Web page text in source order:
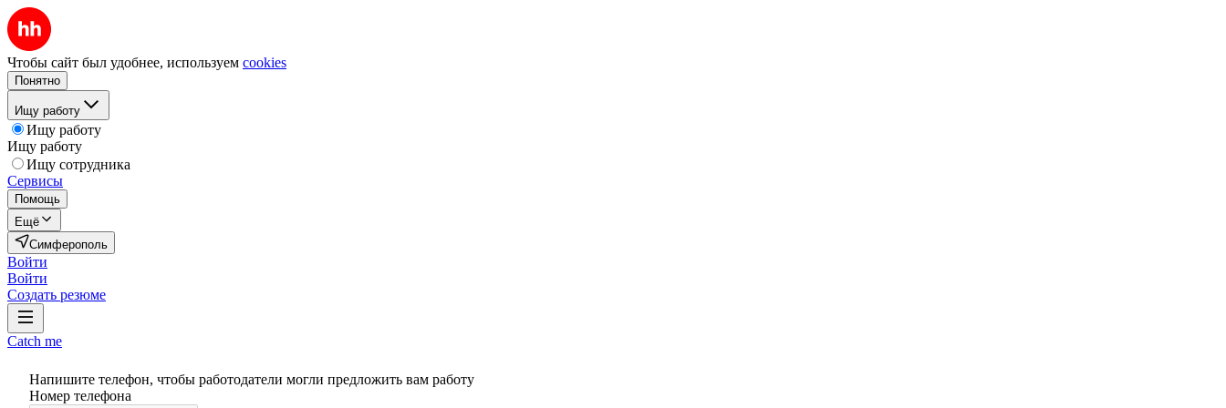
Чтобы сайт был удобнее, используем cookies
Понятно
Ищу работу
Ищу работу
Ищу работу
Ищу сотрудника
Сервисы
Помощь
Ещё
Симферополь
Войти
Войти
Создать резюме
Catch me
Напишите телефон, чтобы работодатели могли предложить вам работу
Номер телефона